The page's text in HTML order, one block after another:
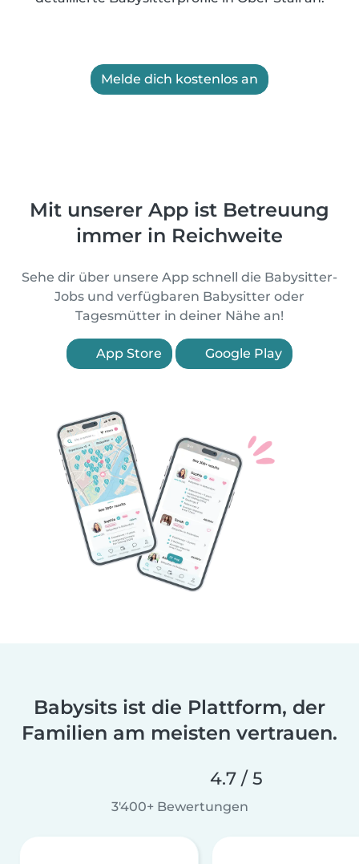
Melde dich kostenlos an
Mit unserer App ist Betreuung
immer in Reichweite
Sehe dir über unsere App schnell die Babysitter-
Jobs und verfügbaren Babysitter oder
Tagesmütter in deiner Nähe an!
App Store Google Play
Babysits ist die Plattform, der
Familien am meisten vertrauen.
4.7 / 5
3'400+ Bewertungen